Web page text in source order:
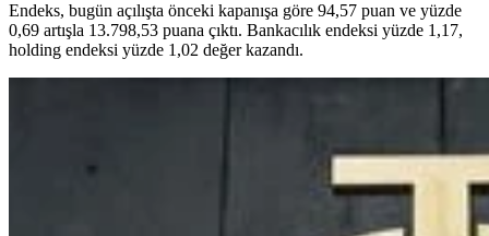
Endeks, bugün açılışta önceki kapanışa göre 94,57 puan ve yüzde
0,69 artışla 13.798,53 puana çıktı. Bankacılık endeksi yüzde 1,17,
holding endeksi yüzde 1,02 değer kazandı.